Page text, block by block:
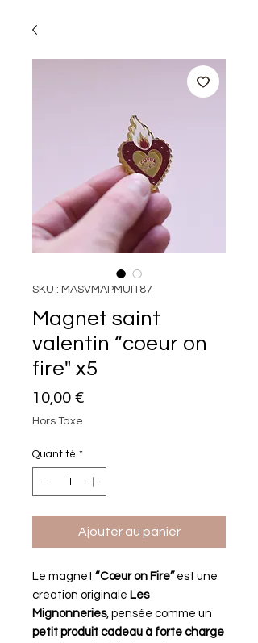
SKU : MASVMAPMUI187
Magnet saint
valentin “coeur on
fire" x5
10,00 €Prix
Hors Taxe
Quantité *
Ajouter au panier
Le magnet “Cœur on Fire”est une
création originale Les
Mignonneries, pensée comme un
petit produit cadeau à forte charge